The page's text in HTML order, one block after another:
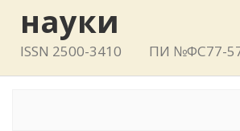
науки
ISSN 2500-3410 ПИ №ФС77-